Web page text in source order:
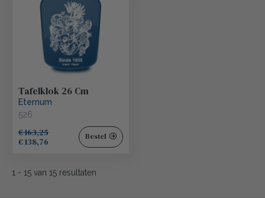
Tafelklok 26 Cm
Eternum
526
€ 163,25
€ 138,76
Bestel
1 - 15 van 15 resultaten